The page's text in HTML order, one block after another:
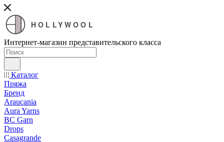
HOLLYWOOL
Интернет-магазин представительского класса
Каталог
Пряжа
Бренд
Araucania
Aura Yarns
BC Garn
Drops
Casagrande